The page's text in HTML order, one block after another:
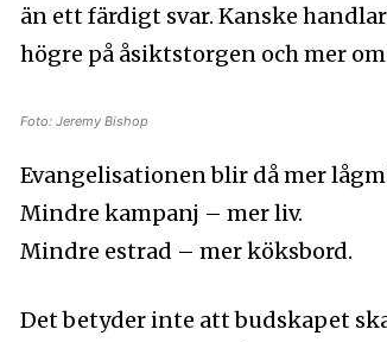
än ett färdigt svar. Kanske
högre på åsiktstorgen och mer
Foto: Jeremy Bishop
Evangelisationen blir då mer
Mindre kampanj – mer liv.
Mindre estrad – mer köksbord.
Det betyder inte att budskapet